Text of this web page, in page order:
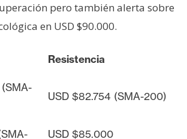
pero también alerta sobre
en USD $90.000.
Resistencia
USD $82.754 (SMA-200)
USD $85.000